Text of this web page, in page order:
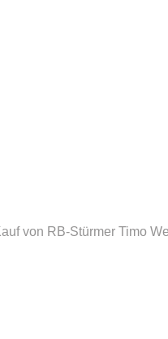
von RB-Stürmer Timo